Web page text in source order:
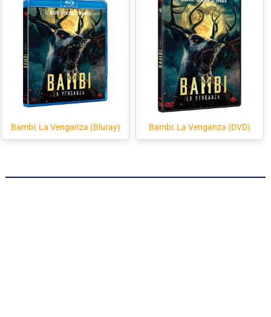
Bambi: La Venganza (Bluray) Bambi: La Venganza (DVD)